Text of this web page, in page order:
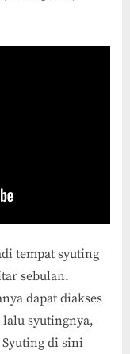
tempat syuting
sebulan.
dapat diakses
lalu syutingnya,
Syuting di sini